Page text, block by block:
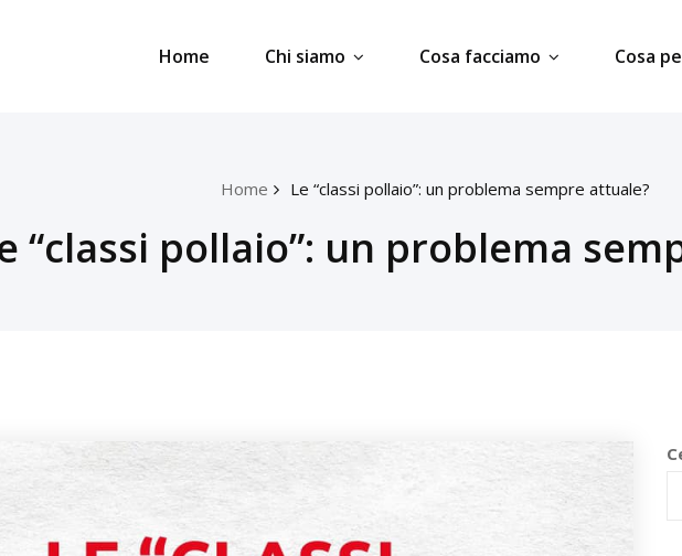
Home Chi siamo Cosa facciamo Cosa
Home Le “classi pollaio”: un problema sempre attuale?
“classi pollaio”: un problema